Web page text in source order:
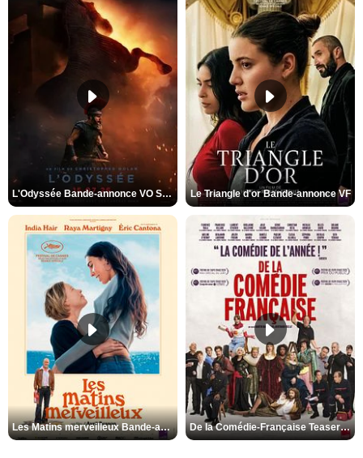
L'Odyssée Bande-annonce VO STFR Le Triangle d'or Bande-annonce VF
Les Matins merveilleux Bande-annonce VF De la Comédie-Française Teaser VF